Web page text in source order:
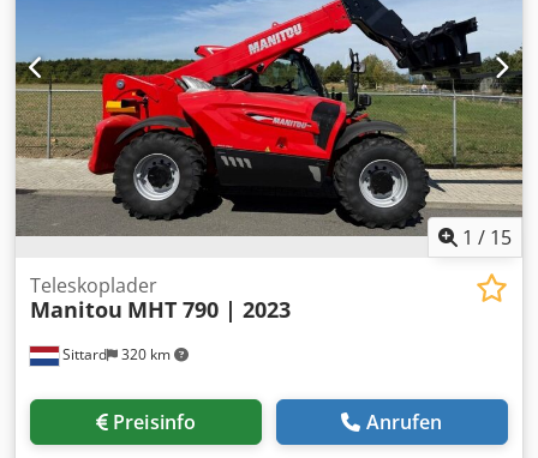
1 / 15
Sittard 320 km
Teleskoplader
Manitou MHT 790 | 2023
Preisinfo Anrufen